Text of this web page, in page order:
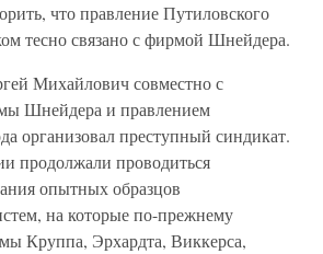
что правление Путиловского
тесно связано с фирмой Шнейдера.
Михайлович совместно с
Шнейдера и правлением
организовал преступный синдикат.
продолжали проводиться
опытных образцов
на которые по-прежнему
Круппа, Эрхардта, Виккерса,